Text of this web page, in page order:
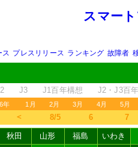
スマー
ス プレスリリース ランキング 故障者
J3 J1百年構想 J2・J3百
年 1月 2月 3月 4月 5月
＜ 8/5 6 7
秋田 山形 福島
いわき